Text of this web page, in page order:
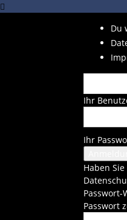
Du
Ihr
Ihr
Haben
Passwort